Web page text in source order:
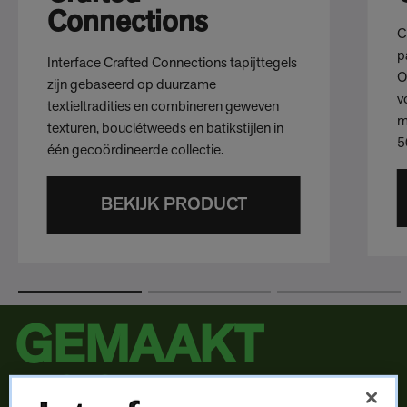
Connections
Interface Crafted Connections tapijttegels
zijn gebaseerd op duurzame
textieltradities en combineren geweven
texturen, bouclétweeds en batikstijlen in
één gecoördineerde collectie.
BEKIJK PRODUCT
GEMAAKT